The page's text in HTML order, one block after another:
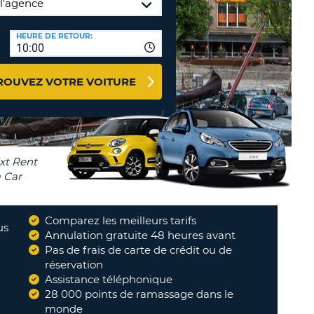
DE VOYAGES &
AFFILIÉS
CONNEXION
10:00
HEURE DE RETOUR:
VOTRE VOITURE
Comparez les meilleurs tarifs
Annulation gratuite 48 heures avant
Pas de frais de carte de crédit ou de
réservation
Assistance téléphonique
28 000 points de ramassage dans le
monde